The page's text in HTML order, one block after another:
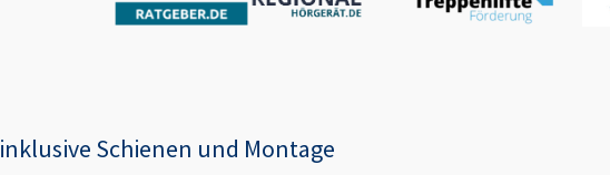
inklusive Schienen und Montage